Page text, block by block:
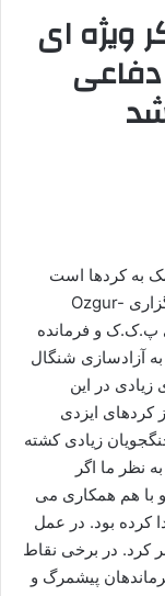
ویژه ای
به کردها است
Ozgur-
پ.ک.ک و فرمانده
آزادسازی شنگال
زیادی در این
کردهای ایزدی
زیادی کشته
نظر ما اگر
با هم همکاری می
کرده بود. در عمل
کرد. در برخی نقاط
پیشمرگ و